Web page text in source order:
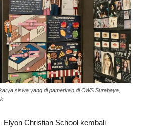
siswa yang di pamerkan di CWS Surabaya,
Elyon Christian School kembali